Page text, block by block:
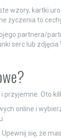
wzory, kartki
życzenia to
partnera/
serc lub zdjęcia
przyjemne. Oto
online i
się, że